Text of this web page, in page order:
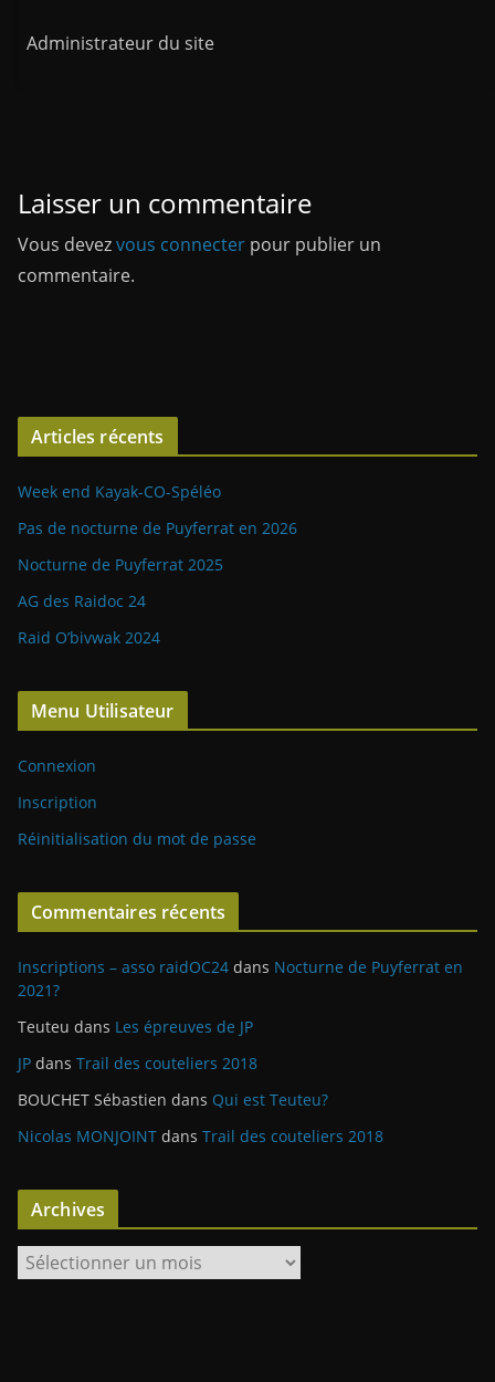
Administrateur du site
Laisser un commentaire
Vous devezvous connecter pour publier un
commentaire.
Articles récents
Week end Kayak-CO-Spéléo
Pas de nocturne de Puyferrat en 2026
Nocturne de Puyferrat 2025
AG des Raidoc 24
Raid O’bivwak 2024
Menu Utilisateur
Connexion
Inscription
Réinitialisation du mot de passe
Commentaires récents
Inscriptions – asso raidOC24 dans Nocturne de Puyferrat en
2021?
Teuteu dans Les épreuves de JP
JP dans Trail des couteliers 2018
BOUCHET Sébastien dans Qui est Teuteu?
Nicolas MONJOINT dans Trail des couteliers 2018
Archives
r